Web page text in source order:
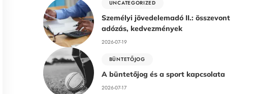
UNCATEGORIZED
Személyi jövedelemadó II.: összevont
adózás, kedvezmények
2026-07-19
BÜNTETŐJOG
A büntetőjog és a sport kapcsolata
2026-07-17